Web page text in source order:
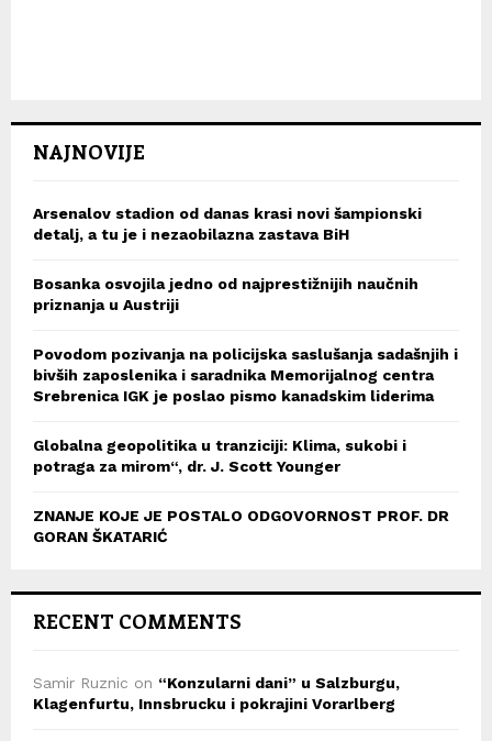
NAJNOVIJE
Arsenalov stadion od danas krasi novi šampionski
detalj, a tu je i nezaobilazna zastava BiH
Bosanka osvojila jedno od najprestižnijih naučnih
priznanja u Austriji
Povodom pozivanja na policijska saslušanja sadašnjih i
bivših zaposlenika i saradnika Memorijalnog centra
Srebrenica IGK je poslao pismo kanadskim liderima
Globalna geopolitika u tranziciji: Klima, sukobi i
potraga za mirom“, dr. J. Scott Younger
ZNANJE KOJE JE POSTALO ODGOVORNOST PROF. DR
GORAN ŠKATARIĆ
RECENT COMMENTS
Samir Ruznic on “Konzularni dani” u Salzburgu,
Klagenfurtu, Innsbrucku i pokrajini Vorarlberg